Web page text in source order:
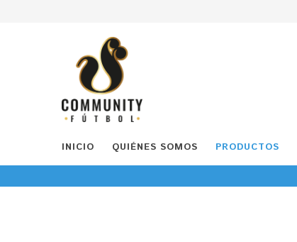
INICIO QUIÉNES SOMOS PRODUCTOS